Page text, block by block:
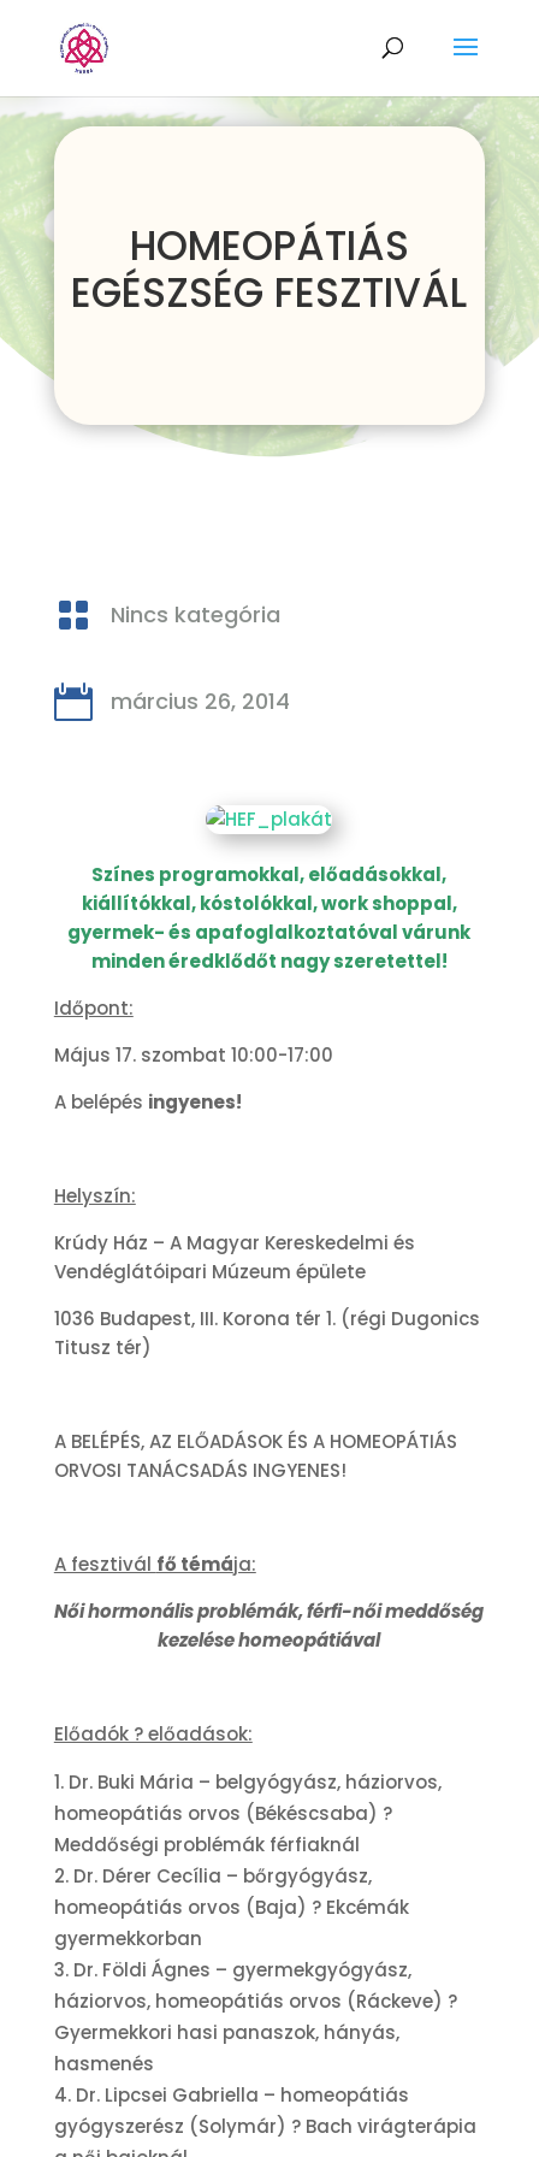
HOMEOPÁTIÁS
EGÉSZSÉG FESZTIVÁL
 Nincs kategória
 március 26, 2014
Színes programokkal, előadásokkal,
kiállítókkal, kóstolókkal, work shoppal,
gyermek- és apafoglalkoztatóval várunk
minden éredklődőt nagy szeretettel!
Időpont:
Május 17. szombat 10:00-17:00
A belépés ingyenes!
Helyszín:
Krúdy Ház – A Magyar Kereskedelmi és
Vendéglátóipari Múzeum épülete
1036 Budapest, III. Korona tér 1. (régi Dugonics
Titusz tér)
A BELÉPÉS, AZ ELŐADÁSOK ÉS A HOMEOPÁTIÁS
ORVOSI TANÁCSADÁS INGYENES!
A fesztivál fő témája:
Női hormonális problémák, férfi-női meddőség
kezelése homeopátiával
Előadók ? előadások:
Dr. Buki Mária – belgyógyász, háziorvos,
homeopátiás orvos (Békéscsaba) ?
Meddőségi problémák férfiaknál
Dr. Dérer Cecília – bőrgyógyász,
homeopátiás orvos (Baja) ? Ekcémák
gyermekkorban
Dr. Földi Ágnes – gyermekgyógyász,
háziorvos, homeopátiás orvos (Ráckeve) ?
Gyermekkori hasi panaszok, hányás,
hasmenés
Dr. Lipcsei Gabriella – homeopátiás
gyógyszerész (Solymár) ? Bach virágterápia